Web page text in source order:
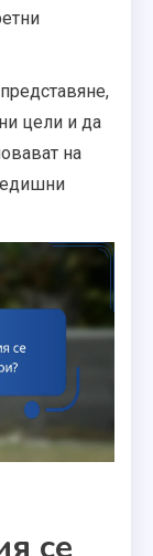
цели и да
на